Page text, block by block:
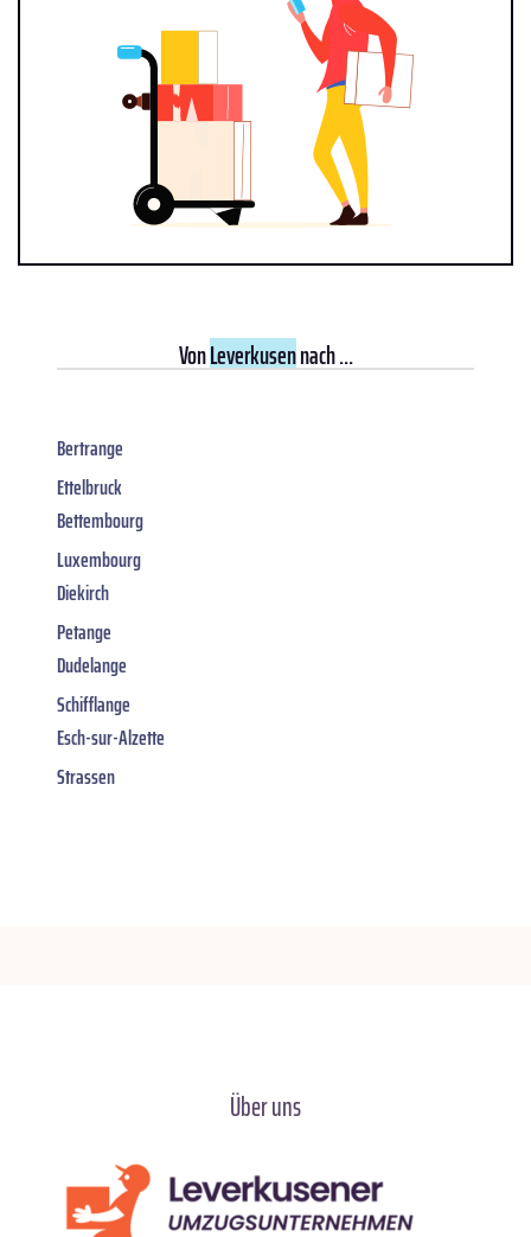
VonLeverkusennach ...
Bertrange
Ettelbruck
Bettembourg
Luxembourg
Diekirch
Petange
Dudelange
Schifflange
Esch-sur-Alzette
Strassen
Über uns